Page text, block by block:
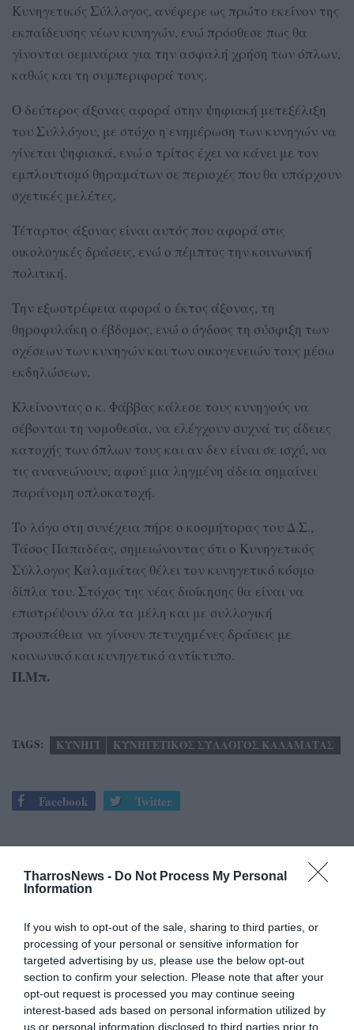
TharrosNews - Do Not Process My Personal
Information
If you wish to opt-out of the sale, sharing to third parties, or
processing of your personal or sensitive information for
targeted advertising by us, please use the below opt-out
section to confirm your selection. Please note that after your
opt-out request is processed you may continue seeing
interest-based ads based on personal information utilized by
us or personal information disclosed to third parties prior to
Κυνηγετικός Σύλλογος, ανέφερε ως πρώτο εκείνον της
εκπαίδευσης νέων κυνηγών, ενώ πρόσθεσε πως θα
γίνονται σεμινάρια για την ασφαλή χρήση των όπλων,
καθώς και τη συμπεριφορά τους.
Ο δεύτερος άξονας αφορά στην ψηφιακή μετεξέλιξη
του Συλλόγου, με στόχο η ενημέρωση των κυνηγών να
γίνεται ψηφιακά, ενώ ο τρίτος έχει να κάνει με τον
εμπλουτισμό θηραμάτων σε περιοχές που θα υπάρχουν
σχετικές μελέτες.
Τέταρτος άξονας είναι αυτός που αφορά στις
οικολογικές δράσεις, ενώ ο πέμπτος την κοινωνική
πολιτική.
Την εξωστρέφεια αφορά ο έκτος άξονας, τη
θηροφυλάκη ο έβδομος, ενώ ο όγδοος τη σύσφιξη των
σχέσεων των κυνηγών και των οικογενειών τους μέσω
εκδηλώσεων.
Κλείνοντας ο κ. Φάββας κάλεσε τους κυνηγούς να
σέβονται τη νομοθεσία, να ελέγχουν συχνά τις άδειες
κατοχής των όπλων τους και αν δεν είναι σε ισχύ, να
τις ανανεώνουν, αφού μια ληγμένη άδεια σημαίνει
παράνομη οπλοκατοχή.
Το λόγο στη συνέχεια πήρε ο κοσμήτορας του Δ.Σ.,
Τάσος Παπαδέας, σημειώνοντας ότι ο Κυνηγετικός
Σύλλογος Καλαμάτας θέλει τον κυνηγετικό κόσμο
δίπλα του. Στόχος της νέας διοίκησης θα είναι να
επιστρέψουν όλα τα μέλη και με συλλογική
προσπάθεια να γίνουν πετυχημένες δράσεις με
κοινωνικό και κυνηγετικό αντίκτυπο.
Π.Μπ.
TAGS: ΚΥΝΗΓΙ ΚΥΝΗΓΕΤΙΚΟΣ ΣΥΛΛΟΓΟΣ ΚΑΛΑΜΑΤΑΣ
Facebook Twitter